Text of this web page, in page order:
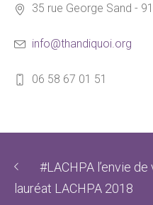
35 rue George Sand -
info@thandiquoi.org
06 58 67 01 51
#LACHPA l’envie
lauréat LACHPA 2018